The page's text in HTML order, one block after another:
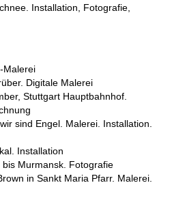
Installation, Fotografie,
Malerei
Digitale Malerei
Stuttgart Hauptbahnhof.
sind Engel. Malerei. Installation.
Installation
Murmansk. Fotografie
in Sankt Maria Pfarr. Malerei.